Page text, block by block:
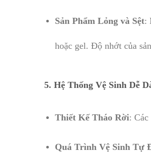
Sản Phẩm Lỏng và Sệt:
hoặc gel. Độ nhớt của
5. Hệ Thống Vệ Sinh Dễ
Thiết Kế Tháo Rời:
Quá Trình Vệ Sinh Tự